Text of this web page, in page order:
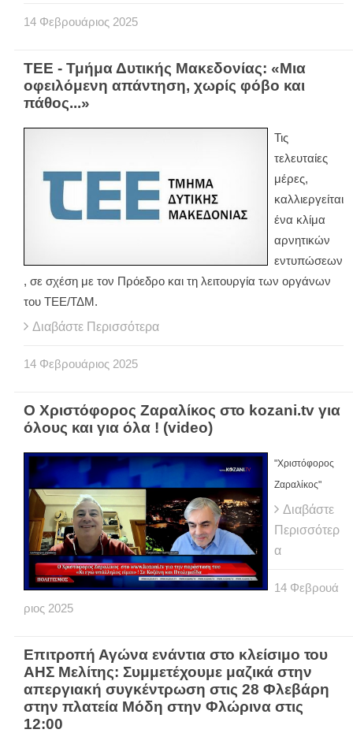
14 Φεβρουάριος 2025
ΤΕΕ - Τμήμα Δυτικής Μακεδονίας: «Μια
οφειλόμενη απάντηση, χωρίς φόβο και
πάθος...»
Τις
τελευταίες
μέρες,
καλλιεργείται
ένα κλίμα
αρνητικών
εντυπώσεων
, σε σχέση με τον Πρόεδρο και τη λειτουργία των οργάνων
του ΤΕΕ/ΤΔΜ.
Διαβάστε Περισσότερα
14 Φεβρουάριος 2025
O Χριστόφορος Ζαραλίκος στο kozani.tv για
όλους και για όλα ! (video)
"Χριστόφορος
Ζαραλίκος"
Διαβάστε
Περισσότερ
α
14 Φεβρουά
ριος 2025
Επιτροπή Αγώνα ενάντια στο κλείσιμο του
ΑΗΣ Μελίτης: Συμμετέχουμε μαζικά στην
απεργιακή συγκέντρωση στις 28 Φλεβάρη
στην πλατεία Μόδη στην Φλώρινα στις
12:00